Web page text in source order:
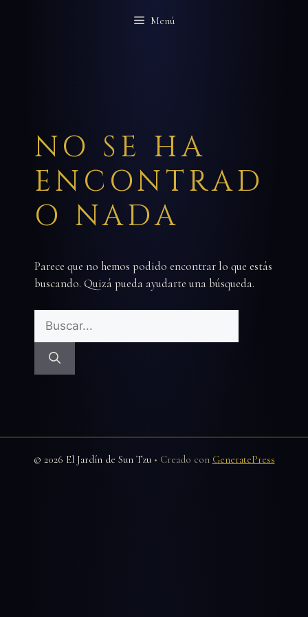
Menú
NO SE HA
ENCONTRAD
O NADA
Parece que no hemos podido encontrar lo que estás
buscando. Quizá pueda ayudarte una búsqueda.
Buscar:
© 2026 El Jardín de Sun Tzu• Creado con GeneratePress